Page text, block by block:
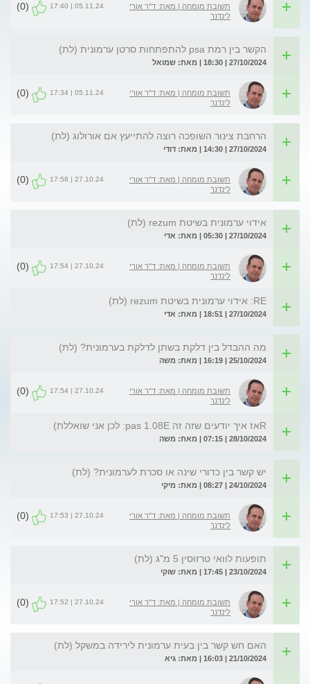
תשובת מומחה | מאת: ד"ר אורי
לינדנר
05.11.24 | 17:40
(0)
הקשר בין רמת psa להתפתחות סרטן ערמונית (לת)
27/10/2024 | 18:30 | מאת: שמואל
תשובת מומחה | מאת: ד"ר אורי
לינדנר
05.11.24 | 17:34
(0)
הרחבת צינור השופכה רוצה להתייעץ אם אורולוג (לת)
27/10/2024 | 14:30 | מאת: דודי
תשובת מומחה | מאת: ד"ר אורי
לינדנר
27.10.24 | 17:58
(0)
אידוי ערמונית בשיטת rezum (לת)
27/10/2024 | 05:30 | מאת: אדי
תשובת מומחה | מאת: ד"ר אורי
לינדנר
27.10.24 | 17:54
(0)
RE: אידוי ערמונית בשיטת rezum (לת)
27/10/2024 | 18:51 | מאת: אדי
מה ההבדל בין דלקת בשתן לדלקת בערמונית? (לת)
25/10/2024 | 16:19 | מאת: משה
תשובת מומחה | מאת: ד"ר אורי
לינדנר
27.10.24 | 17:54
(0)
Rאז איך יודעים שזה זה pas 1.08E: לכן אני שואללת)
28/10/2024 | 07:15 | מאת: משה
יש קשר בין כדורי שינה או סכרת לערמונית? (לת)
24/10/2024 | 08:27 | מאת: מיקי
תשובת מומחה | מאת: ד"ר אורי
לינדנר
27.10.24 | 17:53
(0)
תופעות לוואי טרזוסין 5 מ"ג (לת)
23/10/2024 | 17:45 | מאת: שוקי
תשובת מומחה | מאת: ד"ר אורי
לינדנר
27.10.24 | 17:52
(0)
האם חש קשר בין בעית ערמונית לירידה במשקל (לת)
21/10/2024 | 16:03 | מאת: גיא